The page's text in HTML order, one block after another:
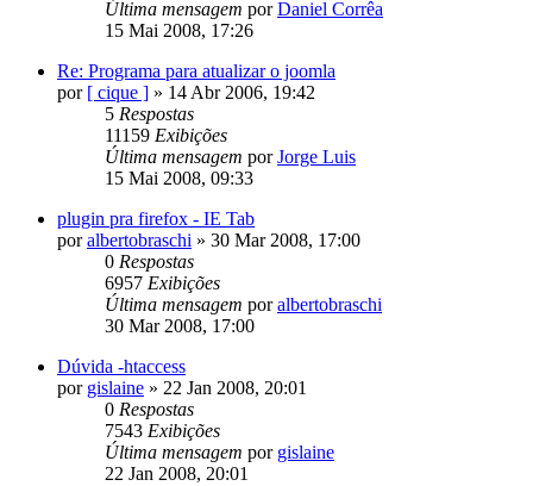
Última mensagem porDaniel Corrêa
15 Mai 2008, 17:26
Re: Programa para atualizar o joomla
por [ cique ] » 14 Abr 2006, 19:42
5 Respostas
11159 Exibições
Última mensagem porJorge Luis
15 Mai 2008, 09:33
plugin pra firefox - IE Tab
poralbertobraschi » 30 Mar 2008, 17:00
0 Respostas
6957 Exibições
Última mensagem poralbertobraschi
30 Mar 2008, 17:00
Dúvida -htaccess
por gislaine » 22 Jan 2008, 20:01
0 Respostas
7543 Exibições
Última mensagem por gislaine
22 Jan 2008, 20:01